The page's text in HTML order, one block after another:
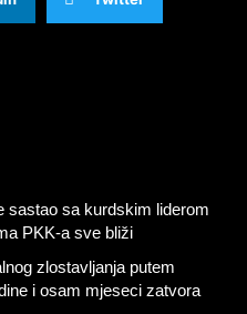
sastao sa kurdskim liderom
PKK-a sve bliži
zlostavljanja putem
i osam mjeseci zatvora